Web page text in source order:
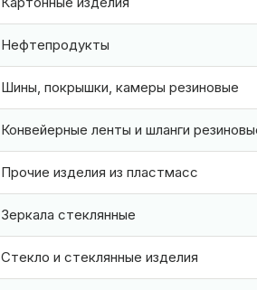
Нефтепродукты
Шины, покрышки, камеры резиновые
Конвейерные ленты и шланги
Прочие изделия из пластмасс
Зеркала стеклянные
Стекло и стеклянные изделия